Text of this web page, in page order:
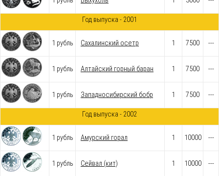
Год выпуска - 2001
1 рубль Cахалинский осетр 1 7500 ---
1 рубль Алтайский горный баран 1 7500 ---
1 рубль Западносибирский бобр 1 7500 ---
Год выпуска - 2002
1 рубль Амурский горал 1 10000 ---
1 рубль Сейвал (кит) 1 10000 ---